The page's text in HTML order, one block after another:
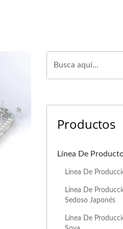
DE
DE
TOFU
DE
DE
TOFU,
Productos
Línea De
Línea De
Línea De
Sedoso Japonés
Línea De